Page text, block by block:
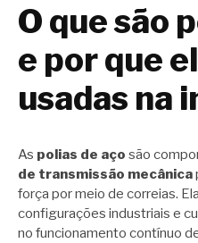
O que são
e por que
usadas na
As polias de aço são
de transmissão mecânica
força por meio de correias.
configurações industriais e
no funcionamento contínuo